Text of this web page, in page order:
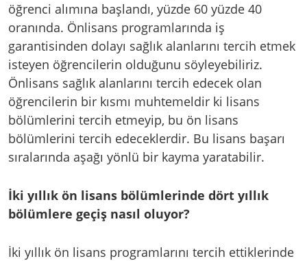
öğrenci alımına başlandı, yüzde 60 yüzde 40
oranında. Önlisans programlarında iş
garantisinden dolayı sağlık alanlarını tercih etmek
isteyen öğrencilerin olduğunu söyleyebiliriz.
Önlisans sağlık alanlarını tercih edecek olan
öğrencilerin bir kısmı muhtemeldir ki lisans
bölümlerini tercih etmeyip, bu ön lisans
bölümlerini tercih edeceklerdir. Bu lisans başarı
sıralarında aşağı yönlü bir kayma yaratabilir.
İki yıllık ön lisans bölümlerinde dört yıllık
bölümlere geçiş nasıl oluyor?
İki yıllık ön lisans programlarını tercih ettiklerinde